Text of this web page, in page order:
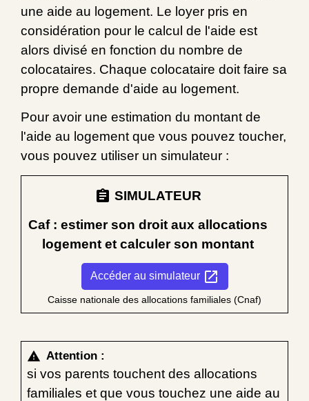
une aide au logement. Le loyer pris en
considération pour le calcul de l'aide est
alors divisé en fonction du nombre de
colocataires. Chaque colocataire doit faire sa
propre demande d'aide au logement.
Pour avoir une estimation du montant de
l'aide au logement que vous pouvez toucher,
vous pouvez utiliser un simulateur :
assignment SIMULATEUR
Caf : estimer son droit aux allocations
logement et calculer son montant
Accéder au simulateur open_in_new
Caisse nationale des allocations familiales (Cnaf)
warning Attention :
si vos parents touchent des allocations
familiales et que vous touchez une aide au